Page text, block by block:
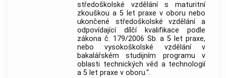
středoškolské vzdělání s maturitní
zkouškou a 5 let praxe v oboru nebo
ukončené středoškolské vzdělání a
odpovídající dílčí kvalifikace podle
zákona č. 179/2006 Sb. a 5 let praxe,
nebo vysokoškolské vzdělání v
bakalářském studijním programu v
oblasti technických věd a technologií
a 5 let praxe v oboru.“.